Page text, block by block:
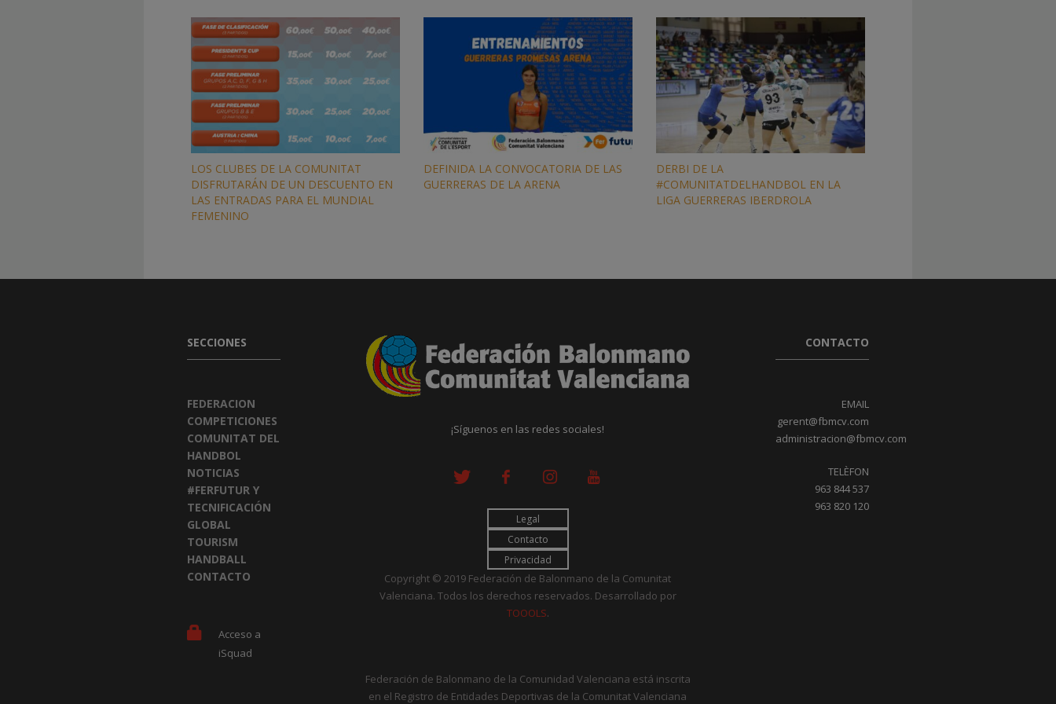
LOS CLUBES DE LA COMUNITAT
DISFRUTARÁN DE UN DESCUENTO EN
LAS ENTRADAS PARA EL MUNDIAL
FEMENINO
DEFINIDA LA CONVOCATORIA DE LAS
GUERRERAS DE LA ARENA
DERBI DE LA
#COMUNITATDELHANDBOL EN LA
LIGA GUERRERAS IBERDROLA
SECCIONES
FEDERACION
COMPETICIONES
COMUNITAT DEL
HANDBOL
NOTICIAS
#FERFUTUR Y
TECNIFICACIÓN
GLOBAL
TOURISM
HANDBALL
CONTACTO
Acceso a
iSquad
¡Síguenos en las redes sociales!
Legal
Contacto
Privacidad
Copyright © 2019 Federación de Balonmano de la Comunitat
Valenciana. Todos los derechos reservados. Desarrollado por
TOOOLS.
Federación de Balonmano de la Comunidad Valenciana está inscrita
en el Registro de Entidades Deportivas de la Comunitat Valenciana
CONTACTO
EMAIL
gerent@fbmcv.com
administracion@fbmcv.com
TELÈFON
963 844 537
963 820 120